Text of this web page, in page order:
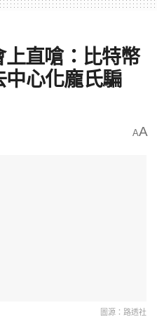
上直嗆：比特幣
心化龐氏騙
AA
圖源：路透社